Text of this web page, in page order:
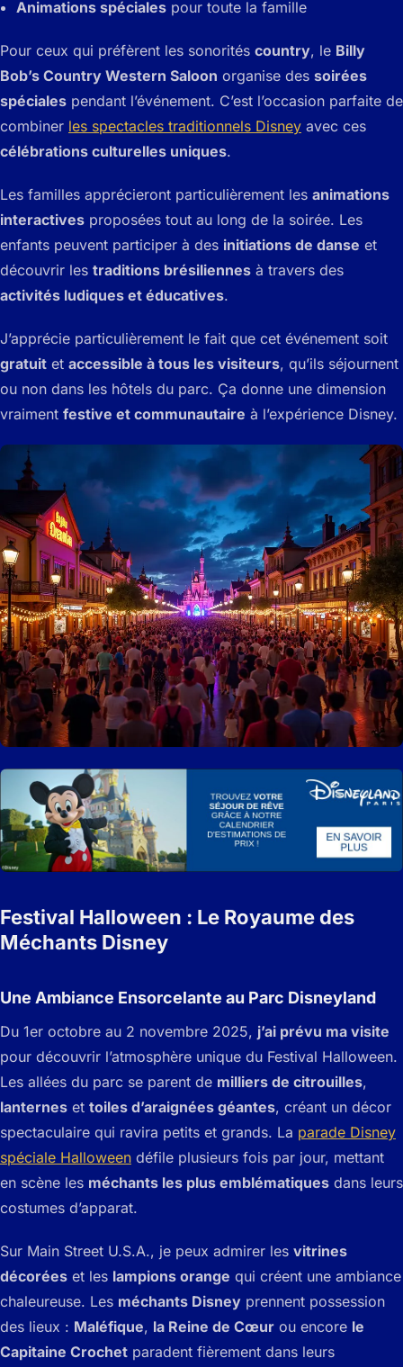
Animations spéciales pour toute la famille
Pour ceux qui préfèrent les sonorités country, le Billy
Bob’s Country Western Saloon organise des soirées
spéciales pendant l’événement. C’est l’occasion parfaite de
combiner les spectacles traditionnels Disney avec ces
célébrations culturelles uniques.
Les familles apprécieront particulièrement les animations
interactives proposées tout au long de la soirée. Les
enfants peuvent participer à des initiations de danse et
découvrir les traditions brésiliennes à travers des
activités ludiques et éducatives.
J’apprécie particulièrement le fait que cet événement soit
gratuit et accessible à tous les visiteurs, qu’ils séjournent
ou non dans les hôtels du parc. Ça donne une dimension
vraiment festive et communautaire à l’expérience Disney.
Festival Halloween : Le Royaume des
Méchants Disney
Une Ambiance Ensorcelante au Parc Disneyland
Du 1er octobre au 2 novembre 2025, j’ai prévu ma visite
pour découvrir l’atmosphère unique du Festival Halloween.
Les allées du parc se parent de milliers de citrouilles,
lanternes et toiles d’araignées géantes, créant un décor
spectaculaire qui ravira petits et grands. La parade Disney
spéciale Halloween défile plusieurs fois par jour, mettant
en scène les méchants les plus emblématiques dans leurs
costumes d’apparat.
Sur Main Street U.S.A., je peux admirer les vitrines
décorées et les lampions orange qui créent une ambiance
chaleureuse. Les méchants Disney prennent possession
des lieux : Maléfique, la Reine de Cœur ou encore le
Capitaine Crochet paradent fièrement dans leurs